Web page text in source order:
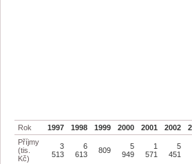
Rok 1997 1998 1999 2000 2001 2002
Příjmy
(tis.
Kč)
3
513
6
613
809
5
949
1
571
5
451